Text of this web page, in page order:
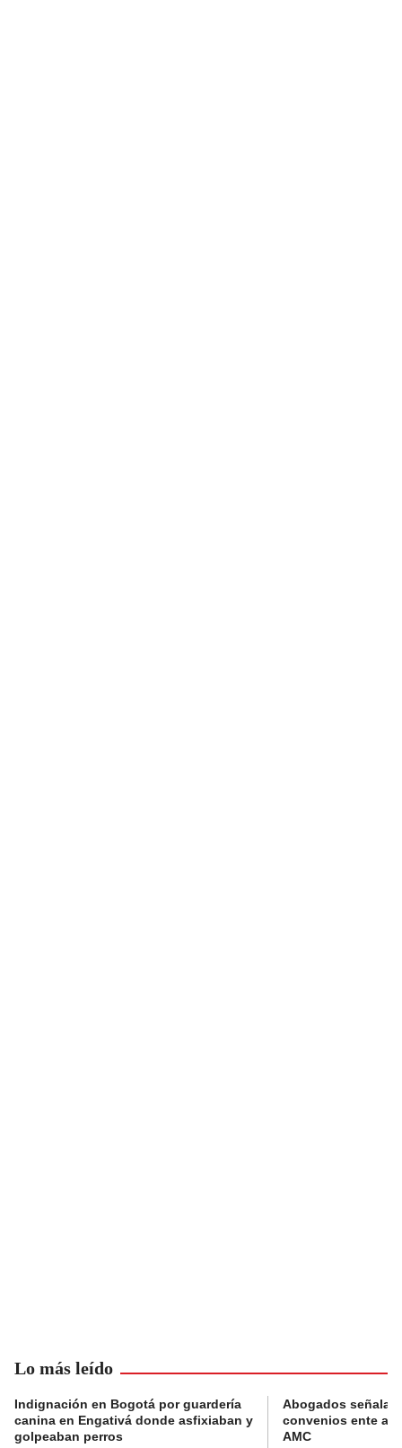
Lo más leído
Indignación en Bogotá por guardería
canina en Engativá donde asfixiaban y
golpeaban perros
Abogados
convenios ente
AMC